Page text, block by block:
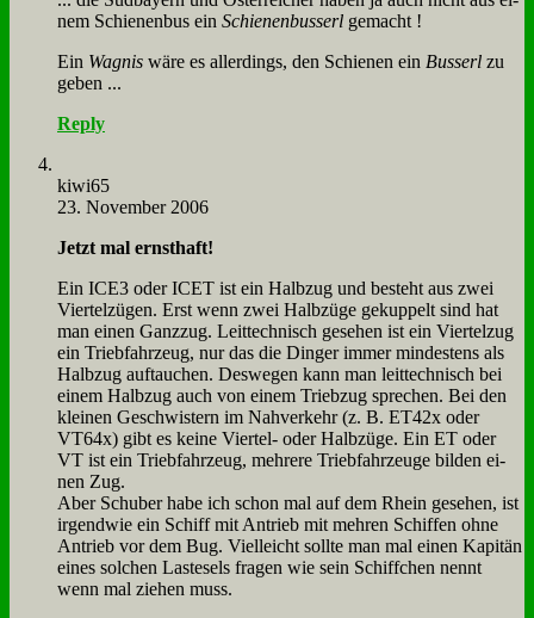
nem Schie­nen­bus ein Schie­nen­bus­serl ge­macht !
Ein Wag­nis wä­re es al­ler­dings, den Schie­nen ein Bus­serl zu
ge­ben ...
Reply
kiwi65
23. November 2006
Jetzt mal ernst­haft!
Ein ICE3 oder ICET ist ein Halb­zug und be­steht aus zwei
Vier­tel­zü­gen. Erst wenn zwei Halb­zü­ge ge­kup­pelt sind hat
man ei­nen Ganz­zug. Leit­tech­nisch ge­se­hen ist ein Vier­tel­zug
ein Trieb­fahr­zeug, nur das die Din­ger im­mer min­de­stens als
Halb­zug auf­tau­chen. Des­we­gen kann man leit­tech­nisch bei
ei­nem Halb­zug auch von ei­nem Trieb­zug spre­chen. Bei den
klei­nen Ge­schwi­stern im Nah­ver­kehr (z. B. ET42x oder
VT64x) gibt es kei­ne Vier­tel- oder Halb­zü­ge. Ein ET oder
VT ist ein Trieb­fahr­zeug, meh­re­re Trieb­fahr­zeu­ge bil­den ei­
nen Zug.
Aber Schu­ber ha­be ich schon mal auf dem Rhein ge­se­hen, ist
ir­gend­wie ein Schiff mit An­trieb mit meh­ren Schif­fen oh­ne
An­trieb vor dem Bug. Viel­leicht soll­te man mal ei­nen Ka­pi­tän
ei­nes sol­chen Last­esels fra­gen wie sein Schiff­chen nennt
wenn mal zie­hen muss.